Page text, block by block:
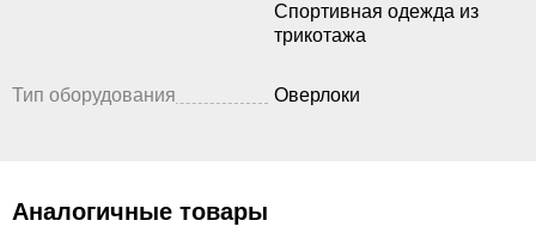
Спортивная одежда из
трикотажа
Тип оборудования Оверлоки
Аналогичные товары